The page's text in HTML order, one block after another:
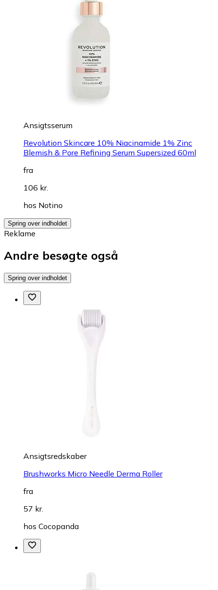
Ansigtsserum
Revolution Skincare 10% Niacinamide 1% Zinc
Blemish & Pore Refining Serum Supersized 60ml
fra
106 kr.
hos Notino
Spring over indholdet
Reklame
Andre besøgte også
Spring over indholdet
Ansigtsredskaber
Brushworks Micro Needle Derma Roller
fra
57 kr.
hos Cocopanda